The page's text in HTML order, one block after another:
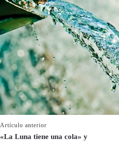
Artículo anterior
«La Luna tiene una cola» y